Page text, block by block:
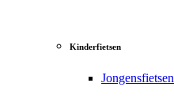
Kinderfietsen
Jongensfietsen